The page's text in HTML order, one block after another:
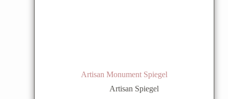
Artisan Monument Spiegel
Artisan Spiegel